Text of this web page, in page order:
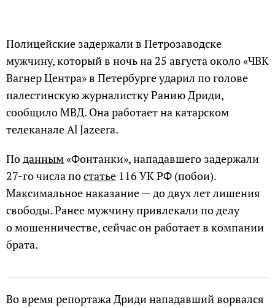
Полицейские задержали в Петрозаводске
мужчину, который в ночь на 25 августа около «ЧВК
Вагнер Центра» в Петербурге ударил по голове
палестинскую журналистку Ранию Дриди,
сообщило МВД. Она работает на катарском
телеканале Al Jazeera.
Поданным«Фонтанки», нападавшего задержали
27-го числа постатье 116 УК РФ (побои).
Максимальное наказание — до двух лет лишения
свободы. Ранее мужчину привлекали по делу
о мошенничестве, сейчас он работает в компании
брата.
Во время репортажа Дриди нападавший ворвался